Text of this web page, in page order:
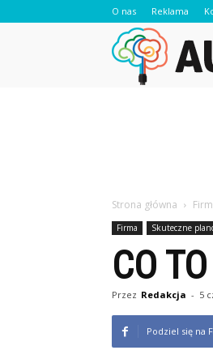
O nas Reklama
Strona główna
Firma Skuteczne
CO
Przez Redakcja - 5
Podziel się na